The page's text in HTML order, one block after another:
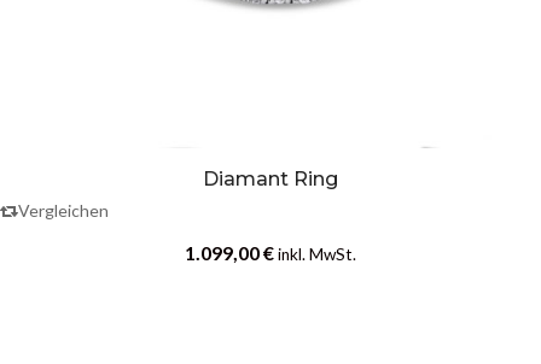
Diamant Ring
Vergleichen
1.099,00€inkl. MwSt.